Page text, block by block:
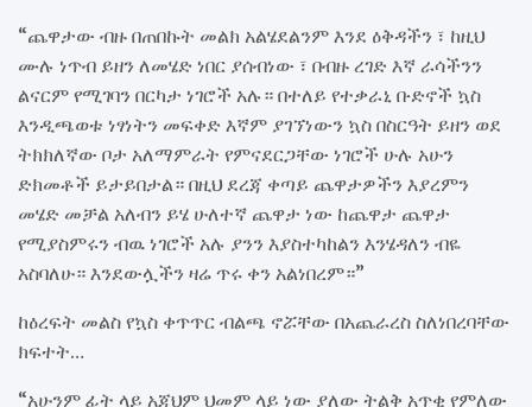
“ጨዋታው ብዙ በጠበኩት መልክ አልሄደልንም እንደ ዕቅዳችን ፣ ከዚህ
ሙሉ ነጥብ ይዘን ለመሄድ ነበር ያሰብነው ፣ በብዙ ረገድ እኛ ራሳችንን
ልናርም የሚገባን በርካታ ነገሮች አሉ። በተለይ የተቃራኒ ቡድኖች ኳስ
እንዲጫወቱ ነፃነትን መፍቀድ እኛም ያገኘነውን ኳስ በስርዓት ይዘን ወደ
ትክክለኛው ቦታ አለማምራት የምናደርጋቸው ነገሮች ሁሉ አሁን
ድክመቶች ይታይበታል። በዚህ ደረጃ ቀጣይ ጨዋታዎችን እያረምን
መሄድ መቻል አለብን ይሄ ሁለተኛ ጨዋታ ነው ከጨዋታ ጨዋታ
የሚያስምሩን ብዉ ነገሮች አሉ ያንን እያስተካከልን እንሄዳለን ብዬ
አስባለሁ። እንደውሏችን ዛሬ ጥሩ ቀን አልነበረም።”
ከዕረፍት መልስ የኳስ ቀጥጥር ብልጫ ኖሯቸው በአጨራረስ ስለነበረባቸው
ክፍተት…
“አሁንም ፊት ላይ አጃህም ህመም ላይ ነው ያለው ትልቅ አጥቂ የምለው